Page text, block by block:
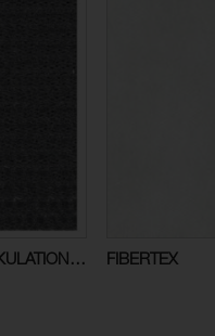
ANTIRUTSCHMATTE & LUFTZIRKULATIONSMATTE FIBERTEX